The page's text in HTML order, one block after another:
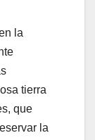
la
tierra
que
la